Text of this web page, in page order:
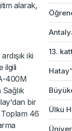
alarak,
iki
ilgili
400M
bir
Toplam 46
13.
Ülkü